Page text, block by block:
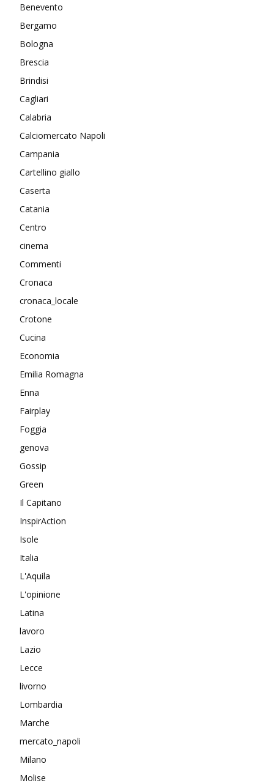
Benevento
Bergamo
Bologna
Brescia
Brindisi
Cagliari
Calabria
Calciomercato Napoli
Campania
Cartellino giallo
Caserta
Catania
Centro
cinema
Commenti
Cronaca
cronaca_locale
Crotone
Cucina
Economia
Emilia Romagna
Enna
Fairplay
Foggia
genova
Gossip
Green
Il Capitano
InspirAction
Isole
Italia
L'Aquila
L'opinione
Latina
lavoro
Lazio
Lecce
livorno
Lombardia
Marche
mercato_napoli
Milano
Molise